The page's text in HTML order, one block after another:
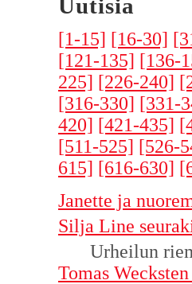
Uutisia
[1-15] [16-30]
[121-135] [136-
225] [226-240]
[316-330] [331-
420] [421-435]
[511-525] [526-
615] [616-630]
Janette ja
Silja Line
Urheilun
Tomas